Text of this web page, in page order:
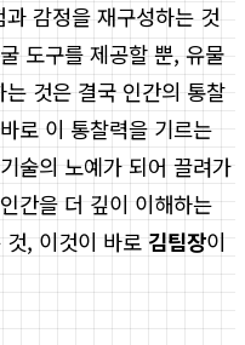
감정을 재구성하는 것
도구를 제공할 뿐, 유물
것은 결국 인간의 통찰
로 이 통찰력을 기르는
술의 노예가 되어 끌려가
간을 더 깊이 이해하는
것, 이것이 바로 김팀장이